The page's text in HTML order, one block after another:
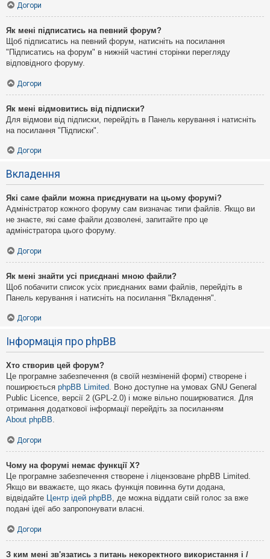
Догори
Як мені підписатись на певний форум?
Щоб підписатись на певний форум, натисніть на посилання
"Підписатись на форум" в нижній частині сторінки перегляду
відповідного форуму.
Догори
Як мені відмовитись від підписки?
Для відмови від підписки, перейдіть в Панель керування і натисніть
на посилання "Підписки".
Догори
Вкладення
Які саме файли можна приєднувати на цьому форумі?
Адміністратор кожного форуму сам визначає типи файлів. Якщо ви
не знаєте, які саме файли дозволені, запитайте про це
адміністратора цього форуму.
Догори
Як мені знайти усі приєднані мною файли?
Щоб побачити список усіх приєднаних вами файлів, перейдіть в
Панель керування і натисніть на посилання "Вкладення".
Догори
Інформація про phpBB
Хто створив цей форум?
Це програмне забезпечення (в своїй незміненій формі) створене і
поширюється phpBB Limited. Воно доступне на умовах GNU General
Public Licence, версії 2 (GPL-2.0) і може вільно поширюватися. Для
отримання додаткової інформації перейдіть за посиланням
About phpBB.
Догори
Чому на форумі немає функції X?
Це програмне забезпечення створене і ліцензоване phpBB Limited.
Якщо ви вважаєте, що якась функція повинна бути додана,
відвідайте Центр ідей phpBB, де можна віддати свій голос за вже
подані ідеї або запропонувати власні.
Догори
З ким мені зв'язатись з питань некоректного використання і /